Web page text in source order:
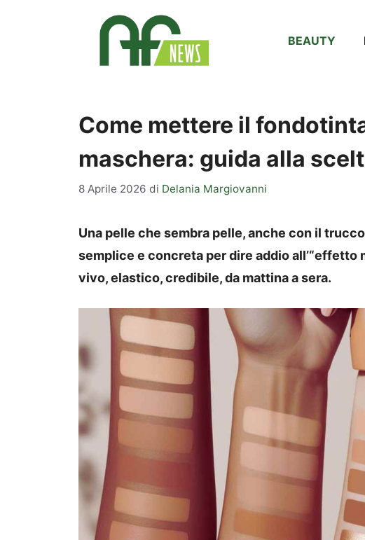
BEAUTY
Come mettere il
maschera: guida alla
8 Aprile 2026 di Delania Margiovanni
Una pelle che sembra pelle, anche con il
semplice e concreta per dire addio all’“effetto
vivo, elastico, credibile, da mattina a sera.